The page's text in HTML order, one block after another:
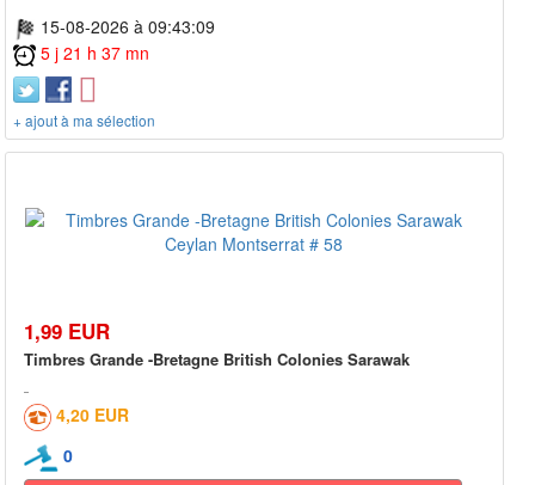
15-08-2026 à 09:43:09
5 j 21 h 37 mn
+ ajout à ma sélection
1,99 EUR
Timbres Grande -Bretagne British Colonies Sarawak
4,20 EUR
0